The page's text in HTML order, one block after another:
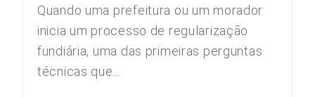
Quando uma prefeitura ou um morador
inicia um processo de regularização
fundiária, uma das primeiras perguntas
técnicas que...